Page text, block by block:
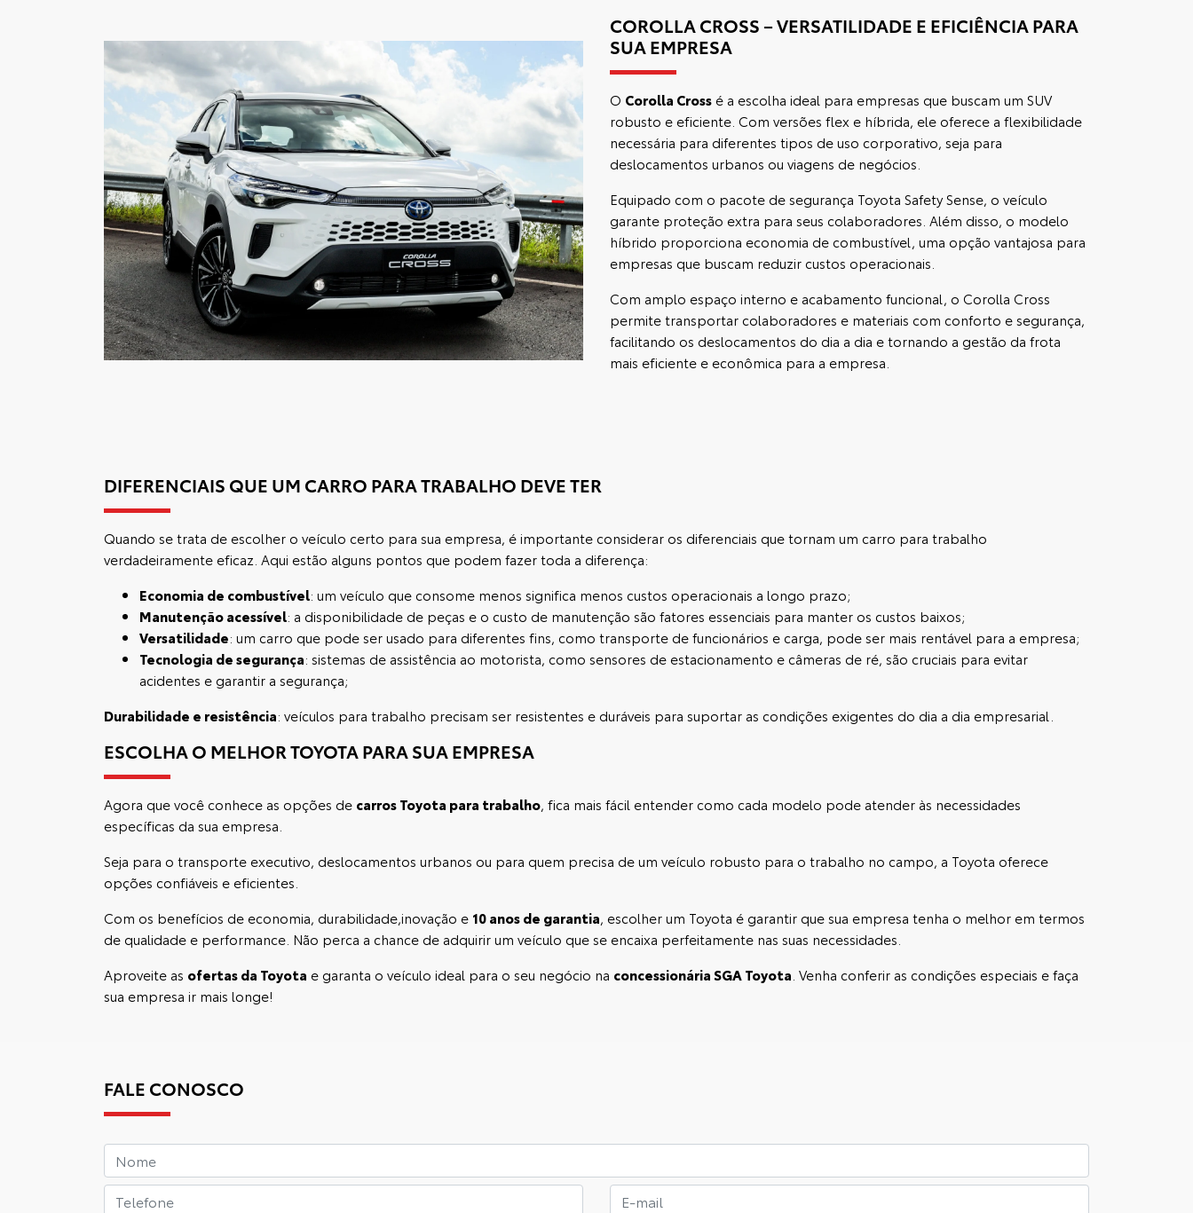
COROLLA CROSS – VERSATILIDADE E EFICIÊNCIA PARA
SUA EMPRESA
O Corolla Cross é a escolha ideal para empresas que buscam um SUV
robusto e eficiente. Com versões flex e híbrida, ele oferece a flexibilidade
necessária para diferentes tipos de uso corporativo, seja para
deslocamentos urbanos ou viagens de negócios.
Equipado com o pacote de segurança Toyota Safety Sense, o veículo
garante proteção extra para seus colaboradores. Além disso, o modelo
híbrido proporciona economia de combustível, uma opção vantajosa para
empresas que buscam reduzir custos operacionais.
Com amplo espaço interno e acabamento funcional, o Corolla Cross
permite transportar colaboradores e materiais com conforto e segurança,
facilitando os deslocamentos do dia a dia e tornando a gestão da frota
mais eficiente e econômica para a empresa.
DIFERENCIAIS QUE UM CARRO PARA TRABALHO DEVE TER
Quando se trata de escolher o veículo certo para sua empresa, é importante considerar os diferenciais que tornam um carro para trabalho
verdadeiramente eficaz. Aqui estão alguns pontos que podem fazer toda a diferença:
Economia de combustível: um veículo que consome menos significa menos custos operacionais a longo prazo;
Manutenção acessível: a disponibilidade de peças e o custo de manutenção são fatores essenciais para manter os custos baixos;
Versatilidade: um carro que pode ser usado para diferentes fins, como transporte de funcionários e carga, pode ser mais rentável para a empresa;
Tecnologia de segurança: sistemas de assistência ao motorista, como sensores de estacionamento e câmeras de ré, são cruciais para evitar
acidentes e garantir a segurança;
Durabilidade e resistência: veículos para trabalho precisam ser resistentes e duráveis para suportar as condições exigentes do dia a dia empresarial.
ESCOLHA O MELHOR TOYOTA PARA SUA EMPRESA
Agora que você conhece as opções de carros Toyota para trabalho, fica mais fácil entender como cada modelo pode atender às necessidades
específicas da sua empresa.
Seja para o transporte executivo, deslocamentos urbanos ou para quem precisa de um veículo robusto para o trabalho no campo, a Toyota oferece
opções confiáveis e eficientes.
Com os benefícios de economia, durabilidade,inovação e 10 anos de garantia, escolher um Toyota é garantir que sua empresa tenha o melhor em termos
de qualidade e performance. Não perca a chance de adquirir um veículo que se encaixa perfeitamente nas suas necessidades.
Aproveite as ofertas da Toyota e garanta o veículo ideal para o seu negócio na concessionária SGA Toyota . Venha conferir as condições especiais e faça
sua empresa ir mais longe!
FALE CONOSCO